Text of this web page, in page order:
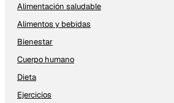
Alimentación saludable
Alimentos y bebidas
Bienestar
Cuerpo humano
Dieta
Ejercicios